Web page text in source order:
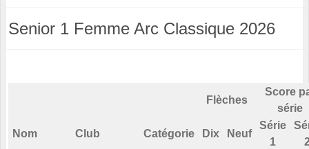
Senior 1 Femme Arc Classique 2026
Flèches
Score
série
Nom Club Catégorie Dix Neuf
Série
1